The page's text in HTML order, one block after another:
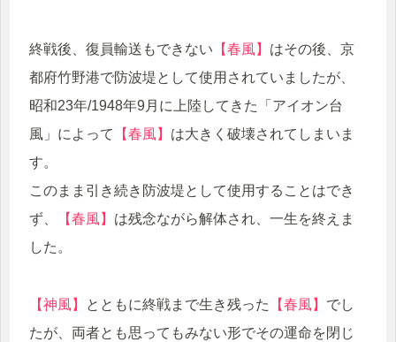
終戦後、復員輸送もできない 【春風】 はその後、京
都府竹野港で防波堤として使用されていましたが、
昭和23年/1948年9月に上陸してきた「アイオン台
風」によって
【春風】 は大きく破壊されてしまいま
す。
このまま引き続き防波堤として使用することはでき
ず、
【春風】 は残念ながら解体され、一生を終えま
した。
【神風】 とともに終戦まで生き残った 【春風】 でし
たが、両者とも思ってもみない形でその運命を閉じ